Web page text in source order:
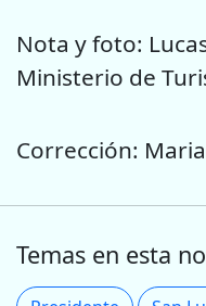
Nota y foto:
Ministerio de
Corrección:
Temas en esta